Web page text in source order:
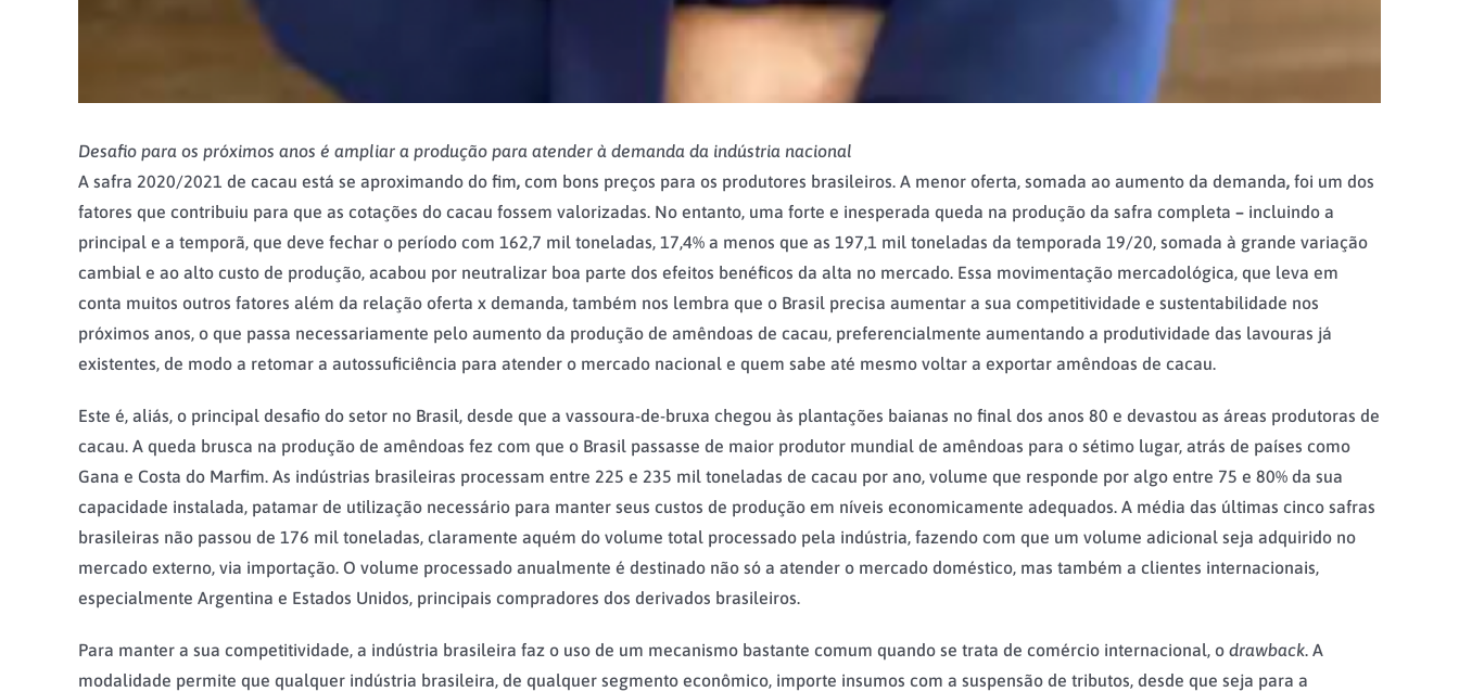
Desafio para os próximos anos é ampliar a produção para atender à demanda da indústria nacional
A safra 2020/2021 de cacau está se aproximando do fim, com bons preços para os produtores brasileiros. A menor oferta, somada ao aumento da demanda, foi um dos
fatores que contribuiu para que as cotações do cacau fossem valorizadas. No entanto, uma forte e inesperada queda na produção da safra completa – incluindo a
principal e a temporã, que deve fechar o período com 162,7 mil toneladas, 17,4% a menos que as 197,1 mil toneladas da temporada 19/20, somada à grande variação
cambial e ao alto custo de produção, acabou por neutralizar boa parte dos efeitos benéficos da alta no mercado. Essa movimentação mercadológica, que leva em
conta muitos outros fatores além da relação oferta x demanda, também nos lembra que o Brasil precisa aumentar a sua competitividade e sustentabilidade nos
próximos anos, o que passa necessariamente pelo aumento da produção de amêndoas de cacau, preferencialmente aumentando a produtividade das lavouras já
existentes, de modo a retomar a autossuficiência para atender o mercado nacional e quem sabe até mesmo voltar a exportar amêndoas de cacau.
Este é, aliás, o principal desafio do setor no Brasil, desde que a vassoura-de-bruxa chegou às plantações baianas no final dos anos 80 e devastou as áreas produtoras de
cacau. A queda brusca na produção de amêndoas fez com que o Brasil passasse de maior produtor mundial de amêndoas para o sétimo lugar, atrás de países como
Gana e Costa do Marfim. As indústrias brasileiras processam entre 225 e 235 mil toneladas de cacau por ano, volume que responde por algo entre 75 e 80% da sua
capacidade instalada, patamar de utilização necessário para manter seus custos de produção em níveis economicamente adequados. A média das últimas cinco safras
brasileiras não passou de 176 mil toneladas, claramente aquém do volume total processado pela indústria, fazendo com que um volume adicional seja adquirido no
mercado externo, via importação. O volume processado anualmente é destinado não só a atender o mercado doméstico, mas também a clientes internacionais,
especialmente Argentina e Estados Unidos, principais compradores dos derivados brasileiros.
Para manter a sua competitividade, a indústria brasileira faz o uso de um mecanismo bastante comum quando se trata de comércio internacional, o drawback. A
modalidade permite que qualquer indústria brasileira, de qualquer segmento econômico, importe insumos com a suspensão de tributos, desde que seja para a